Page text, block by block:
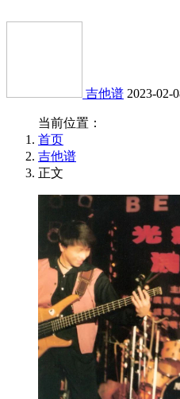
吉他谱 2023-02-
当前位置：
首页
吉他谱
正文